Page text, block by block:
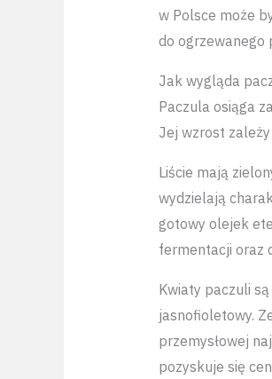
w Polsce może
do ogrzewanego
Jak wygląda
Paczula osiąga
Jej wzrost zależy
Liście mają
wydzielają
gotowy olejek
fermentacji oraz
Kwiaty paczuli
jasnofioletowy.
przemysłowej
pozyskuje się